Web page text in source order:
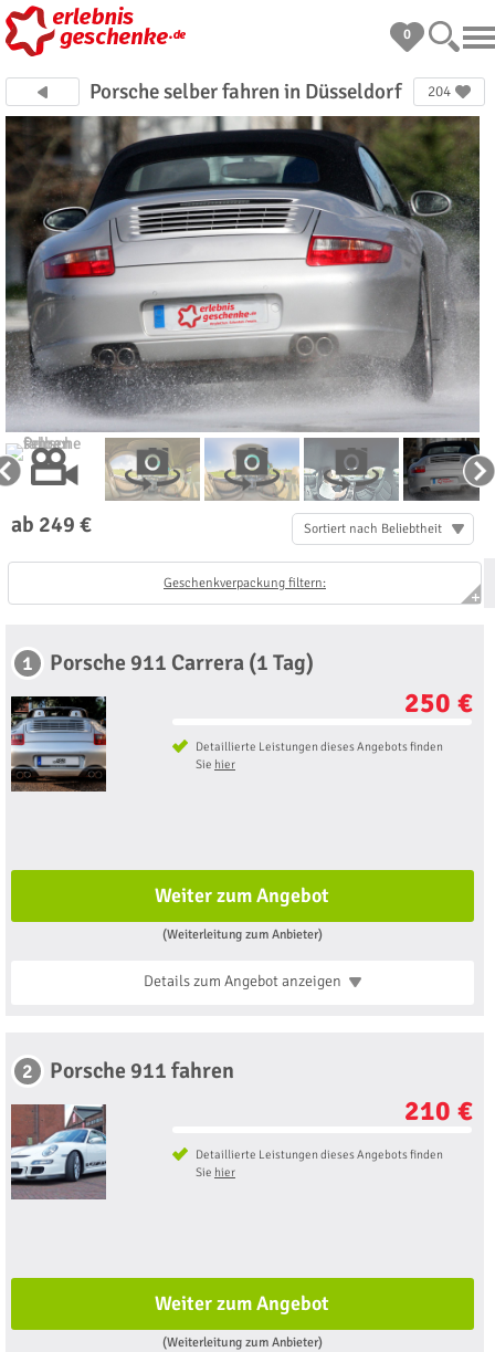
0
Porsche selber fahren in Düsseldorf 204
ab 249 € Sortiert nach Beliebtheit
Geschenkverpackung filtern:
1 Porsche 911 Carrera (1 Tag)
250 €
Detaillierte Leistungen dieses Angebots finden
Sie hier
Weiter zum Angebot
(Weiterleitung zum Anbieter)
Details zum Angebotanzeigen
2 Porsche 911 fahren
210 €
Detaillierte Leistungen dieses Angebots finden
Sie hier
Weiter zum Angebot
(Weiterleitung zum Anbieter)